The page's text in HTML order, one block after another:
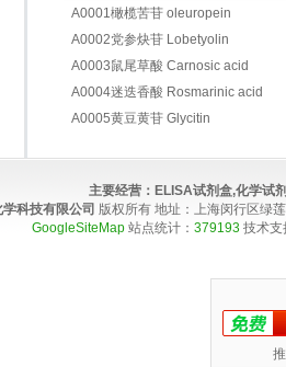
A0001橄榄苦苷 oleuropein
A0002党参炔苷 Lobetyolin
A0003鼠尾草酸 Carnosic acid
A0004迷迭香酸 Rosmarinic acid
A0005黄豆黄苷 Glycitin
主要经营： ELISA试剂盒,化学试
科技有限公司 版权所有 地址：上海闵行区绿
GoogleSiteMap 站点统计： 379193 技术支